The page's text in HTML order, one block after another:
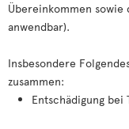
Übereinkommen sowie
anwendbar).
Insbesondere
zusammen:
Entschädigung bei